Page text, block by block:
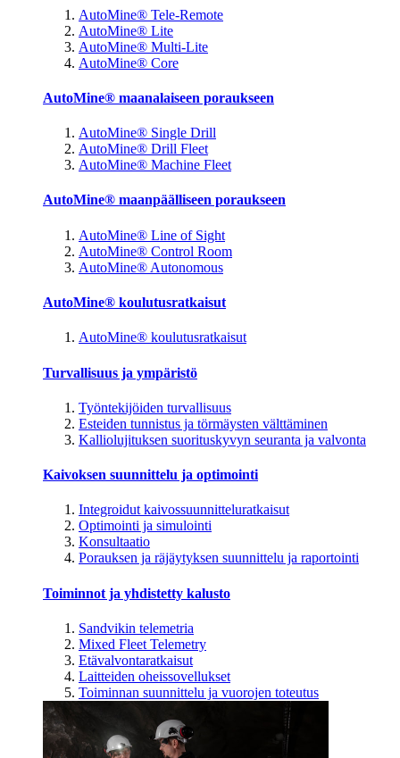
AutoMine® Tele-Remote
AutoMine® Lite
AutoMine® Multi-Lite
AutoMine® Core
AutoMine® maanalaiseen poraukseen
AutoMine® Single Drill
AutoMine® Drill Fleet
AutoMine® Machine Fleet
AutoMine® maanpäälliseen poraukseen
AutoMine® Line of Sight
AutoMine® Control Room
AutoMine® Autonomous
AutoMine® koulutusratkaisut
AutoMine® koulutusratkaisut
Turvallisuus ja ympäristö
Työntekijöiden turvallisuus
Esteiden tunnistus ja törmäysten välttäminen
Kalliolujituksen suorituskyvyn seuranta ja valvonta
Kaivoksen suunnittelu ja optimointi
Integroidut kaivossuunnitteluratkaisut
Optimointi ja simulointi
Konsultaatio
Porauksen ja räjäytyksen suunnittelu ja raportointi
Toiminnot ja yhdistetty kalusto
Sandvikin telemetria
Mixed Fleet Telemetry
Etävalvontaratkaisut
Laitteiden oheissovellukset
Toiminnan suunnittelu ja vuorojen toteutus